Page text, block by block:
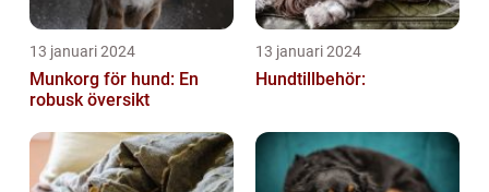
13 januari 2024
Munkorg för hund: En
robusk översikt
13 januari 2024
Hundtillbehör: